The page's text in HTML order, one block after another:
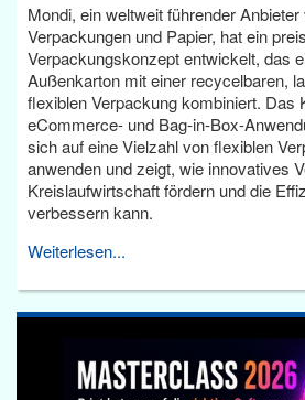
Mondi, ein weltweit führender
Verpackungen und Papier, hat ein
Verpackungskonzept entwickelt, das
Außenkarton mit einer recycelbaren,
flexiblen Verpackung kombiniert. Das
eCommerce- und Bag-in-Box-
sich auf eine Vielzahl von flexiblen
anwenden und zeigt, wie innovatives
Kreislaufwirtschaft fördern und die
verbessern kann.
Weiterlesen...